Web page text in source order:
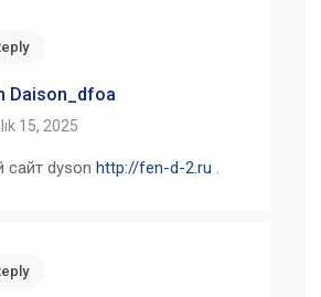
Daison_dfoa
15, 2025
dyson http://fen-d-2.ru .